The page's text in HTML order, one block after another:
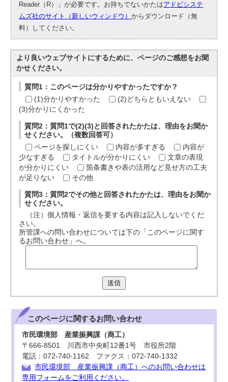
Reader（R）」が必要です。お持ちでないかたはアドビシステ
ムズ社のサイト（新しいウィンドウ）からダウンロード（無
料）してください。
より良いウェブサイトにするために、ページのご感想をお聞
かせください。
質問1：このページは分かりやすかったですか？
(1)分かりやすかった
(2)どちらともいえない
(3)分かりにくかった
質問2：質問1で(2)(3)と回答されたかたは、理由をお聞か
せください。（複数回答可）
ページを探しにくい
内容が多すぎる
内容が
少なすぎる
タイトルが分かりにくい
文章の表現
が分かりにくい
箇条書きや表の活用など見せ方の工夫
が足りない
その他
質問3：質問2でその他と回答されたかたは、理由をお聞か
せください。
（注）個人情報・返信を要する内容は記入しないでくだ
さい。
所管課への問い合わせについては下の「このページに関す
るお問い合わせ」へ。
送信
このページに関するお問い合わせ
市民環境部 産業振興課（商工）
〒666-8501 川西市中央町12番1号 市役所2階
電話：072-740-1162 ファクス：072-740-1332
市民環境部 産業振興課（商工）へのお問い合わせは
専用フォームをご利用ください。